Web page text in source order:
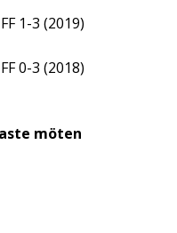
1-3 (2019)
0-3 (2018)
möten